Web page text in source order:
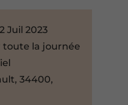
Juil 2023
toute la journée
34400,